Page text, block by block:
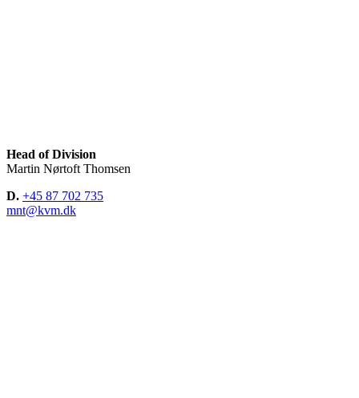
Head of Division
Martin Nørtoft Thomsen
D. +45 87 702 735
mnt@kvm.dk